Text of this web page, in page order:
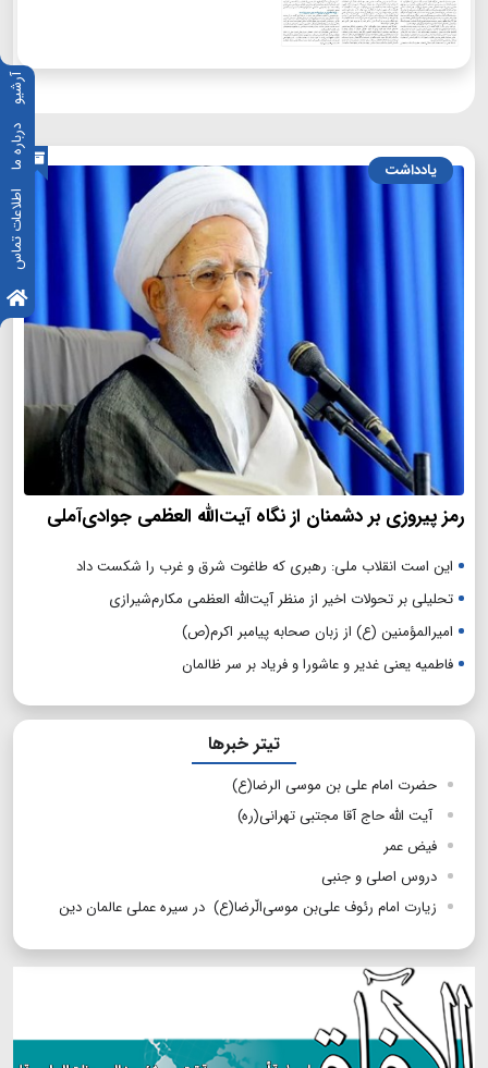
آرشیو
درباره ما
اطلاعات تماس
یادداشت
رمز پیروزی بر دشمنان از نگاه آیت‌الله العظمی جوادی‌آملی
این است انقلاب ملی: رهبری که طاغوت شرق و غرب را شکست داد
تحلیلی بر تحولات اخیر از منظر آیت‌الله العظمی مکارم‌شیرازی
امیرالمؤمنین (ع) از زبان صحابه پیامبر اکرم(ص)
فاطمیه یعنی غدیر و عاشورا و فریاد بر سر ظالمان
تیتر خبرها
حضرت امام علی بن موسی الرضا(ع)
آیت الله حاج آقا مجتبی تهرانی(ره)
فیض عمر
دروس اصلی و جنبی
زیارت امام رئوف علی‌بن موسی‌الّرضا(ع) در سیره عملی عالمان دین